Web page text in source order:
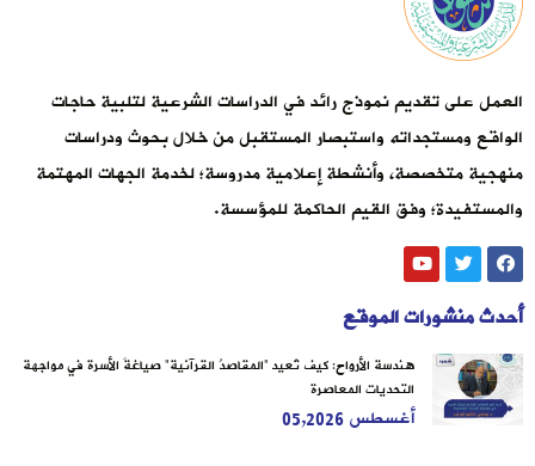
العمل على تقديم نموذج رائد في الدراسات الشرعية لتلبية حاجات
الواقع ومستجداته واستبصار المستقبل من خلال بحوث ودراسات
منهجية متخصصة، وأنشطة إعلامية مدروسة؛ لخدمة الجهات المهتمة
والمستفيدة؛ وفق القيم الحاكمة للمؤسسة.
أحدث منشورات الموقع
هندسة الأرواح: كيف تُعيد “المقاصدُ القرآنية” صياغةَ الأسرة في مواجهة
التحديات المعاصرة
أغسطس 05,2026